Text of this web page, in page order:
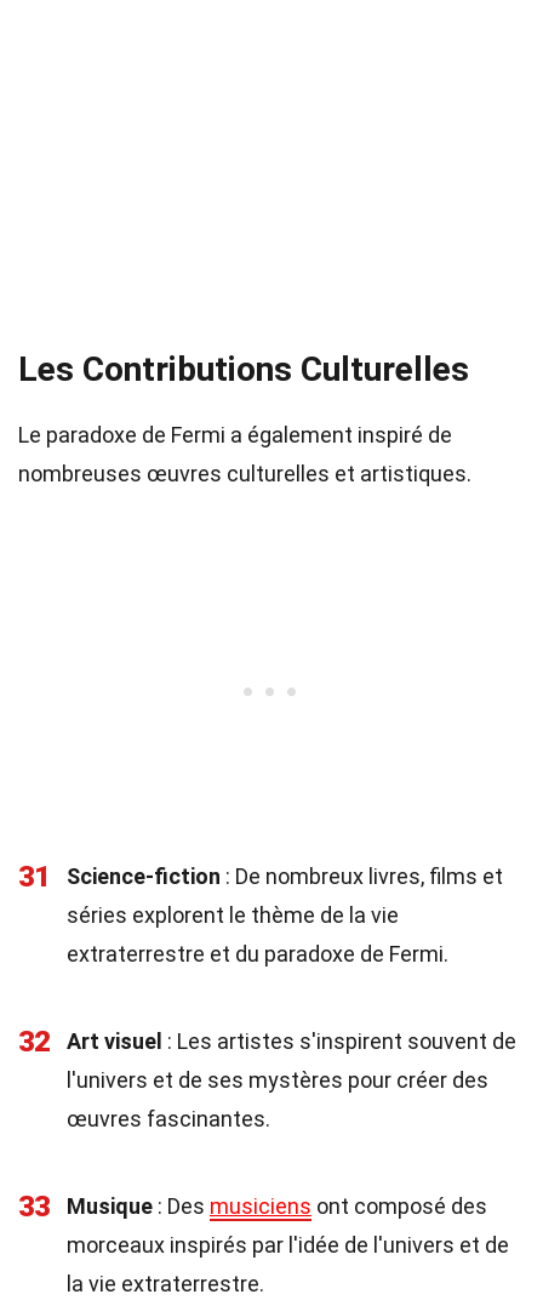
Les Contributions Culturelles
Le paradoxe de Fermi a également inspiré de
nombreuses œuvres culturelles et artistiques.
31 Science-fiction : De nombreux livres, films et
séries explorent le thème de la vie
extraterrestre et du paradoxe de Fermi.
32 Art visuel : Les artistes s'inspirent souvent de
l'univers et de ses mystères pour créer des
œuvres fascinantes.
33 Musique : Des musiciens ont composé des
morceaux inspirés par l'idée de l'univers et de
la vie extraterrestre.